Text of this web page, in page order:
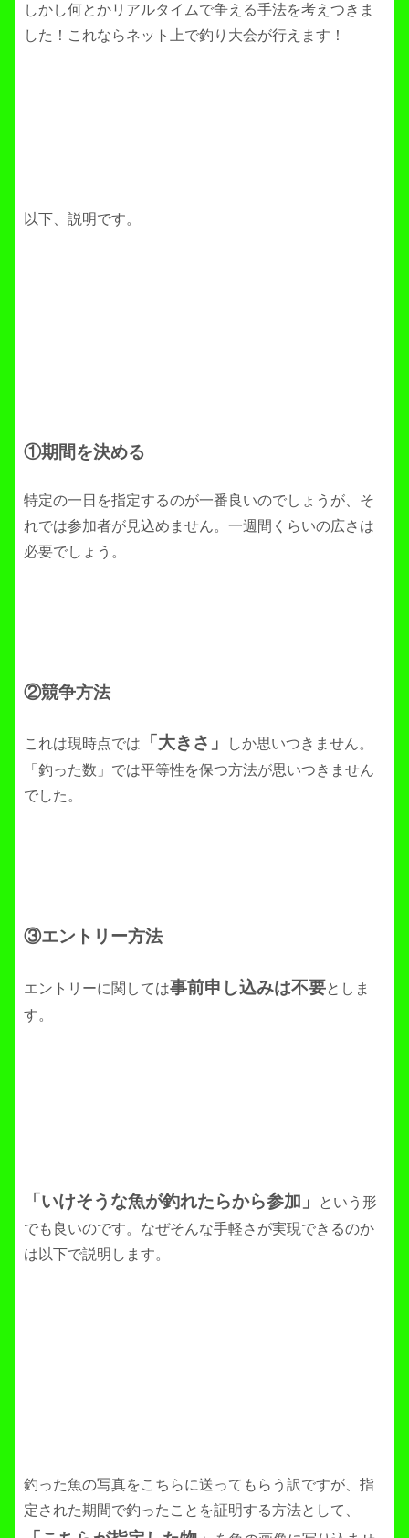
しかし何とかリアルタイムで争える手法を考えつきま
した！これならネット上で釣り大会が行えます！
以下、説明です。
①期間を決める
特定の一日を指定するのが一番良いのでしょうが、そ
れでは参加者が見込めません。一週間くらいの広さは
必要でしょう。
②競争方法
これは現時点では 「大きさ」
しか思いつきません。
「釣った数」では平等性を保つ方法が思いつきません
でした。
③エントリー方法
エントリーに関しては事前申し込みは不要としま
す。
「いけそうな魚が釣れたらから参加」
という形
でも良いのです。なぜそんな手軽さが実現できるのか
は以下で説明します。
釣った魚の写真をこちらに送ってもらう訳ですが、指
定された期間で釣ったことを証明する方法として、